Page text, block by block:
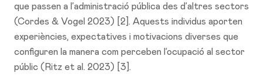
que passen a l’administració pública des d’altres sectors
(Cordes & Vogel 2023) [2]. Aquests individus aporten
experiències, expectatives i motivacions diverses que
configuren la manera com perceben l’ocupació al sector
públic (Ritz et al. 2023) [3].